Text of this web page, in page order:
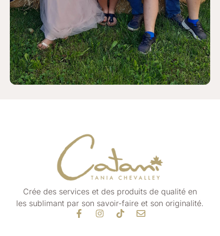
Crée des services et des produits de qualité en
les sublimant par son savoir-faire et son originalité.